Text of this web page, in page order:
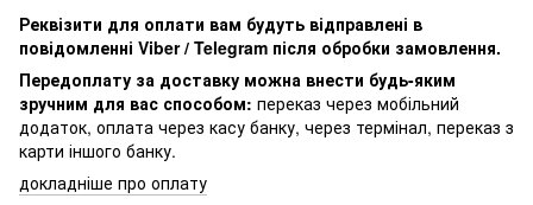
Реквізити для оплати вам будуть відправлені в
повідомленні Viber / Telegram після обробки замовлення.
Передоплату за доставку можна внести будь-яким
зручним для вас способом: переказ через мобільний
додаток, оплата через касу банку, через термінал, переказ з
карти іншого банку.
докладніше про оплату